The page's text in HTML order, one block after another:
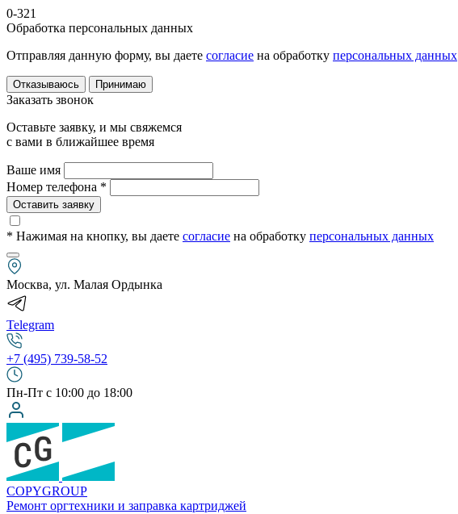
0-321
Обработка персональных данных
Отправляя данную форму, вы даете согласие на обработку персональных данных
Отказываюсь Принимаю
Заказать звонок
Оставьте заявку, и мы свяжемся
с вами в ближайшее время
Ваше имя
Номер телефона *
Оставить заявку
* Нажимая на кнопку, вы даете согласие на обработку персональных данных
Москва, ул. Малая Ордынка
Telegram
+7 (495) 739-58-52
Пн-Пт с 10:00 до 18:00
COPYGROUP
Ремонт оргтехники и заправка картриджей